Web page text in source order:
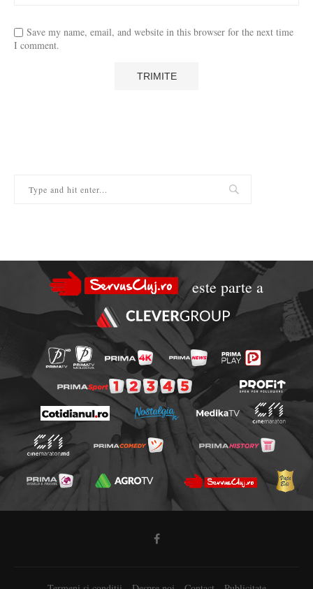
Save my name, email, and website in this browser for the next time
I comment.
este parte a